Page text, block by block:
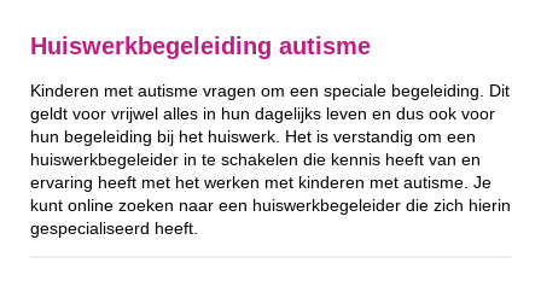
Huiswerkbegeleiding autisme
Kinderen met autisme vragen om een speciale begeleiding. Dit
geldt voor vrijwel alles in hun dagelijks leven en dus ook voor
hun begeleiding bij het huiswerk. Het is verstandig om een
huiswerkbegeleider in te schakelen die kennis heeft van en
ervaring heeft met het werken met kinderen met autisme. Je
kunt online zoeken naar een huiswerkbegeleider die zich hierin
gespecialiseerd heeft.